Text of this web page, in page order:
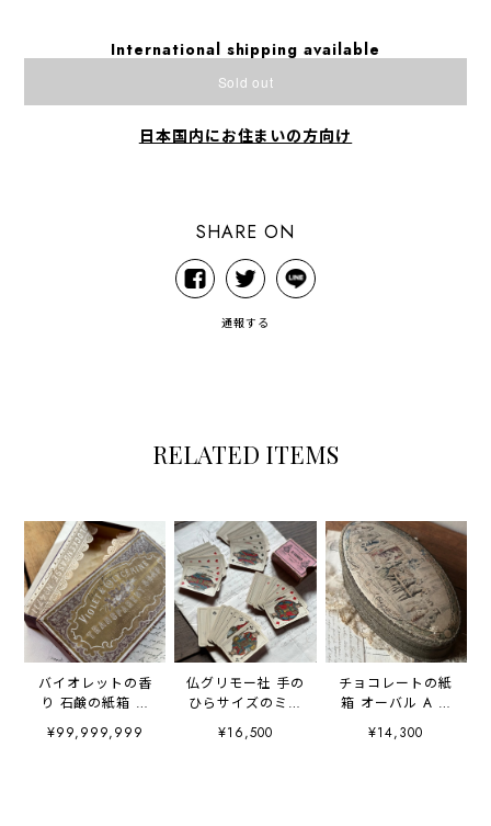
International shipping available
Sold out
日本国内にお住まいの方向け
SHARE ON
通報する
RELATED ITEMS
バイオレットの香
り 石鹸の紙箱 ソ
ープボックス
¥99,999,999
仏グリモー社 手の
ひらサイズのミニ
トランプ B.P.
GRIMAUD
¥16,500
チョコレートの紙
箱 オーバル A la
Marquise de
Sévigné
¥14,300